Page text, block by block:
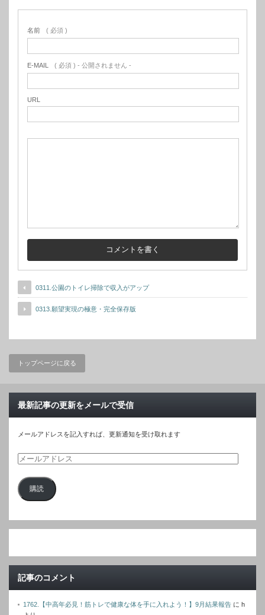
名前 ( 必須 )
E-MAIL ( 必須 ) - 公開されません -
URL
0311.公園のトイレ掃除で収入がアップ
0313.願望実現の極意・完全保存版
トップページに戻る
最新記事の更新をメールで受信
メールアドレスを記入すれば、更新通知を受け取れます
メ
ル
ド
購読
記事のコメント
1762.【中高年必見！筋トレで健康な体を手に入れよう！】9月結果報告 に h